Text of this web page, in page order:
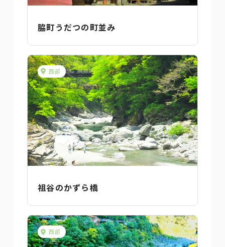
脇町うだつの町並み
西部
祖谷のかずら橋
西部